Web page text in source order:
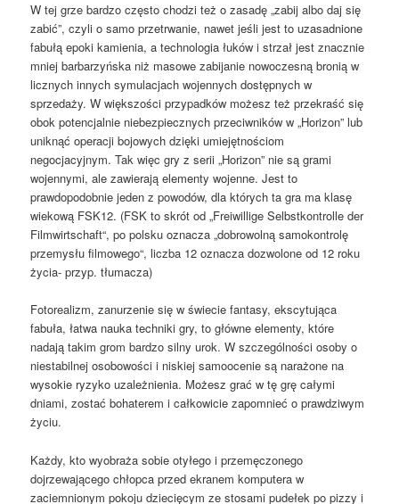
W tej grze bardzo często chodzi też o zasadę „zabij albo daj się
zabić”, czyli o samo przetrwanie, nawet jeśli jest to uzasadnione
fabułą epoki kamienia, a technologia łuków i strzał jest znacznie
mniej barbarzyńska niż masowe zabijanie nowoczesną bronią w
licznych innych symulacjach wojennych dostępnych w
sprzedaży. W większości przypadków możesz też przekraść się
obok potencjalnie niebezpiecznych przeciwników w „Horizon” lub
uniknąć operacji bojowych dzięki umiejętnościom
negocjacyjnym. Tak więc gry z serii „Horizon” nie są grami
wojennymi, ale zawierają elementy wojenne. Jest to
prawdopodobnie jeden z powodów, dla których ta gra ma klasę
wiekową FSK12. (FSK to skrót od „Freiwillige Selbstkontrolle der
Filmwirtschaft“, po polsku oznacza „dobrowolną samokontrolę
przemysłu filmowego“, liczba 12 oznacza dozwolone od 12 roku
życia- przyp. tłumacza)
Fotorealizm, zanurzenie się w świecie fantasy, ekscytująca
fabuła, łatwa nauka techniki gry, to główne elementy, które
nadają takim grom bardzo silny urok. W szczególności osoby o
niestabilnej osobowości i niskiej samoocenie są narażone na
wysokie ryzyko uzależnienia. Możesz grać w tę grę całymi
dniami, zostać bohaterem i całkowicie zapomnieć o prawdziwym
życiu.
Każdy, kto wyobraża sobie otyłego i przemęczonego
dojrzewającego chłopca przed ekranem komputera w
zaciemnionym pokoju dziecięcym ze stosami pudełek po pizzy i